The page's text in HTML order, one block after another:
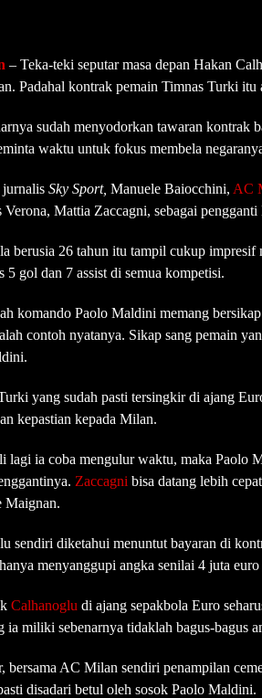
– Teka-teki seputar masa depan Hakan
Padahal kontrak pemain Timnas Turki itu
sudah menyodorkan tawaran kontrak
waktu untuk fokus membela
Sky Sport, Manuele Baiocchini, AC
Verona, Mattia Zaccagni, sebagai
berusia 26 tahun itu tampil cukup
5 gol dan 7 assist di semua kompetisi.
komando Paolo Maldini memang
contoh nyatanya. Sikap sang pemain
yang sudah pasti tersingkir di ajang
kepastian kepada Milan.
lagi ia coba mengulur waktu, maka Paolo
Zaccagni bisa datang lebih
Maignan.
sendiri diketahui menuntut bayaran di
menyanggupi angka senilai 4 juta euro
Calhanoglu di ajang sepakbola Euro
ia miliki sebenarnya tidaklah bagus-bagus
bersama AC Milan sendiri penampilan
disadari betul oleh sosok Paolo Maldini.